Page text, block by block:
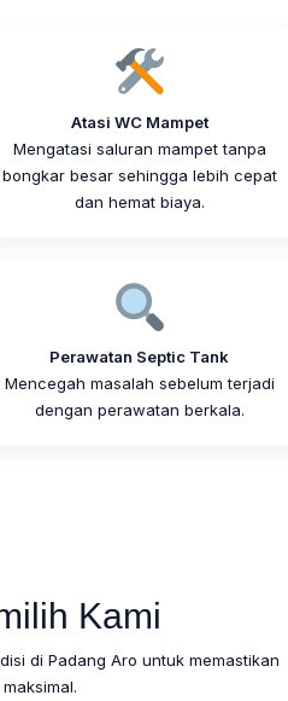
Atasi WC Mampet
Mengatasi saluran mampet tanpa
bongkar besar sehingga lebih cepat
dan hemat biaya.
Perawatan Septic Tank
Mencegah masalah sebelum terjadi
dengan perawatan berkala.
Kami
di Padang Aro untuk memastikan